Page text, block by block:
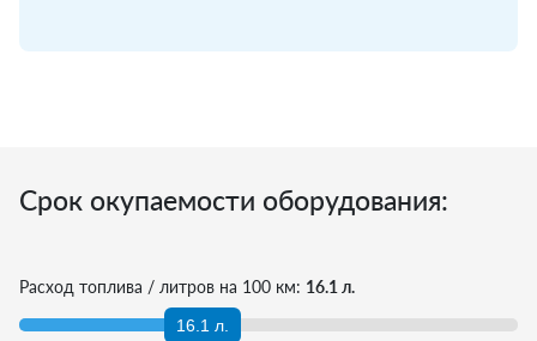
Срок окупаемости оборудования:
Расход топлива / литров на 100 км: 16.1 л.
16.1 л.